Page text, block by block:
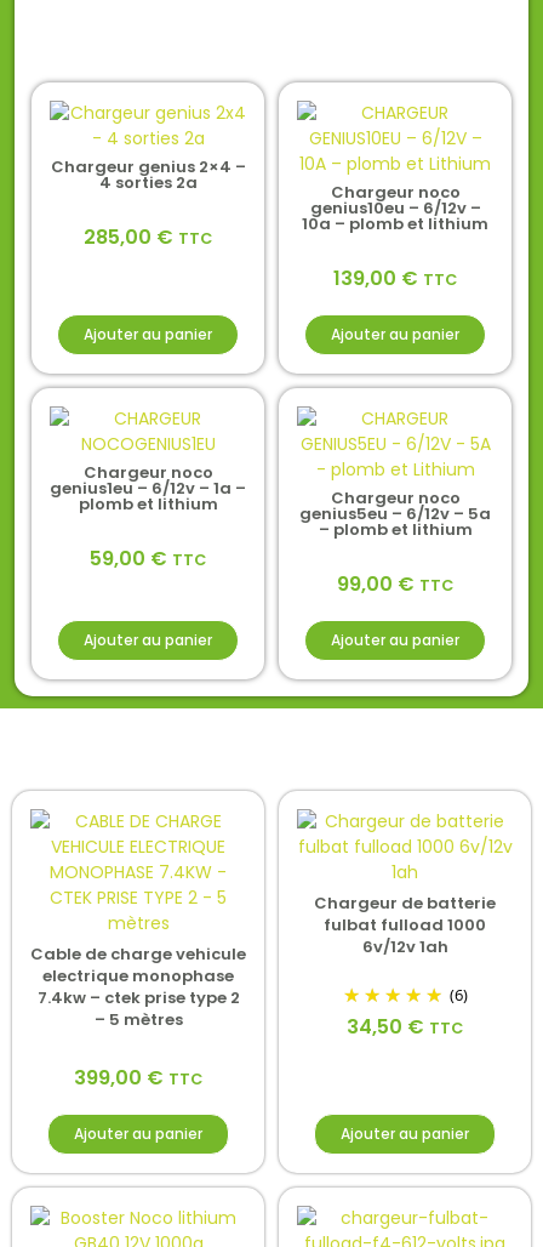
Chargeur genius 2×4 –
4 sorties 2a
285,00 € TTC
Ajouter au panier
Chargeur noco
genius10eu – 6/12v –
10a – plomb et lithium
139,00 € TTC
Ajouter au panier
Chargeur noco
genius1eu – 6/12v – 1a –
plomb et lithium
59,00 € TTC
Ajouter au panier
Chargeur noco
genius5eu – 6/12v – 5a
– plomb et lithium
99,00 € TTC
Ajouter au panier
Cable de charge vehicule
electrique monophase
7.4kw – ctek prise type 2
– 5 mètres
399,00 € TTC
Ajouter au panier
Chargeur de batterie
fulbat fulload 1000
6v/12v 1ah
(6)
34,50 € TTC
Ajouter au panier